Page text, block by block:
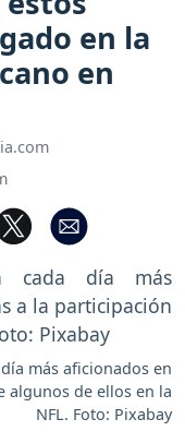
en la
en
más aficionados en
algunos de ellos en la
NFL. Foto: Pixabay